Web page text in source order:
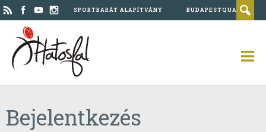
SPORTBARÁT ALAPÍTVÁNY BUDAPESTQUAD
Bejelentkezés